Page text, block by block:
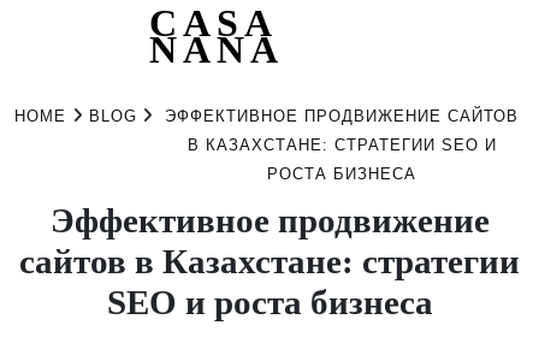
CASA
NANA
HOME BLOG
ЭФФЕКТИВНОЕ ПРОДВИЖЕНИЕ САЙТОВ
В КАЗАХСТАНЕ: СТРАТЕГИИ SEO И
РОСТА БИЗНЕСА
Эффективное продвижение
сайтов в Казахстане: стратегии
SEO и роста бизнеса